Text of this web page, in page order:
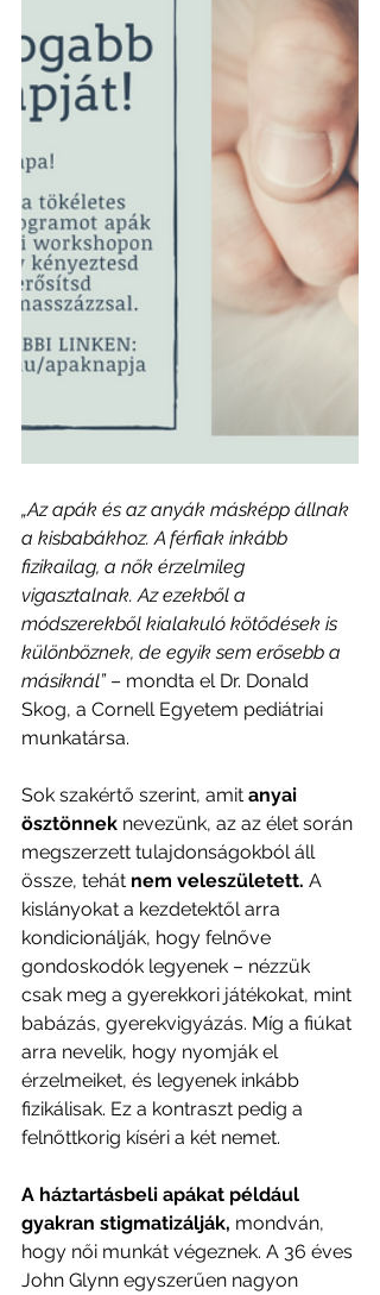
„Az apák és az anyák másképp állnak
a kisbabákhoz. A férfiak inkább
fizikailag, a nők érzelmileg
vigasztalnak. Az ezekből a
módszerekből kialakuló kötődések is
különböznek, de egyik sem erősebb a
másiknál” – mondta el Dr. Donald
Skog, a Cornell Egyetem pediátriai
munkatársa.
Sok szakértő szerint, amit anyai
ösztönnek nevezünk, az az élet során
megszerzett tulajdonságokból áll
össze, tehát nem veleszületett. A
kislányokat a kezdetektől arra
kondicionálják, hogy felnőve
gondoskodók legyenek – nézzük
csak meg a gyerekkori játékokat, mint
babázás, gyerekvigyázás. Míg a fiúkat
arra nevelik, hogy nyomják el
érzelmeiket, és legyenek inkább
fizikálisak. Ez a kontraszt pedig a
felnőttkorig kíséri a két nemet.
A háztartásbeli apákat például
gyakran stigmatizálják, mondván,
hogy női munkát végeznek. A 36 éves
John Glynn egyszerűen nagyon